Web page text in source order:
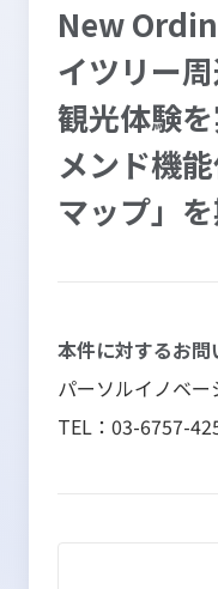
New
イツリー
観光体験
メンド機
マップ」
本件に対するお問
パーソルイノベ
TEL：03-6757-